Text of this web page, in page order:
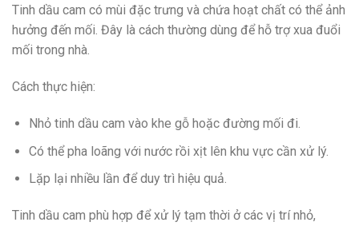
Tinh dầu cam có mùi đặc trưng và chứa hoạt chất có thể ảnh
hưởng đến mối. Đây là cách thường dùng để hỗ trợ xua đuổi
mối trong nhà.
Cách thực hiện:
Nhỏ tinh dầu cam vào khe gỗ hoặc đường mối đi.
Có thể pha loãng với nước rồi xịt lên khu vực cần xử lý.
Lặp lại nhiều lần để duy trì hiệu quả.
Tinh dầu cam phù hợp để xử lý tạm thời ở các vị trí nhỏ,